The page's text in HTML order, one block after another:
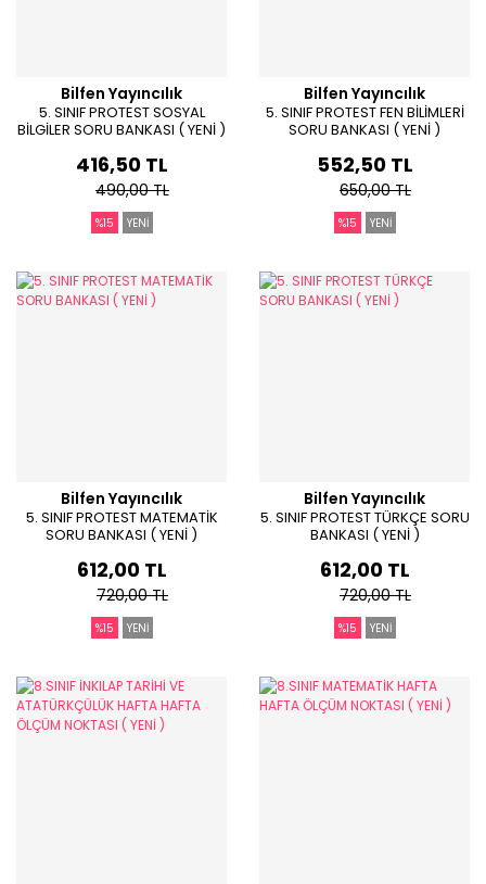
Bilfen Yayıncılık
5. SINIF PROTEST SOSYAL
BİLGİLER SORU BANKASI ( YENİ )
416,50 TL
490,00 TL
%15 YENİ
Bilfen Yayıncılık
5. SINIF PROTEST FEN BİLİMLERİ
SORU BANKASI ( YENİ )
552,50 TL
650,00 TL
%15 YENİ
Bilfen Yayıncılık
5. SINIF PROTEST MATEMATİK
SORU BANKASI ( YENİ )
612,00 TL
720,00 TL
%15 YENİ
Bilfen Yayıncılık
5. SINIF PROTEST TÜRKÇE SORU
BANKASI ( YENİ )
612,00 TL
720,00 TL
%15 YENİ